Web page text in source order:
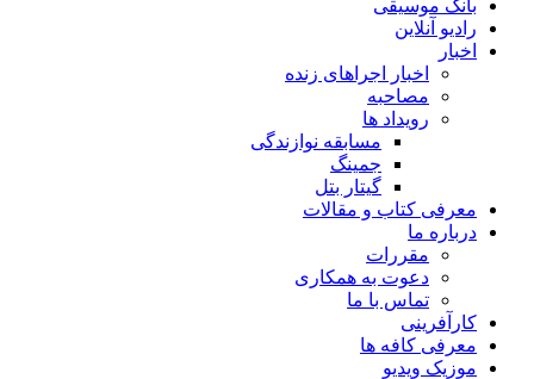
بانک موسیقی
رادیو آنلاین
اخبار
اخبار اجراهای زنده
مصاحبه
رویداد ها
مسابقه نوازندگی
جمینگ
گیتار بتل
معرفی کتاب و مقالات
درباره ما
مقررات
دعوت به همکاری
تماس با ما
کارآفرینی
معرفی کافه ها
موزیک ویدیو